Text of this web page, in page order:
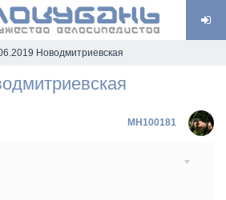
Новодмитриевская
MH100181